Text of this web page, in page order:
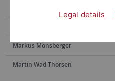
Markus Monsberger
Martin Wad Thorsen
Legal details